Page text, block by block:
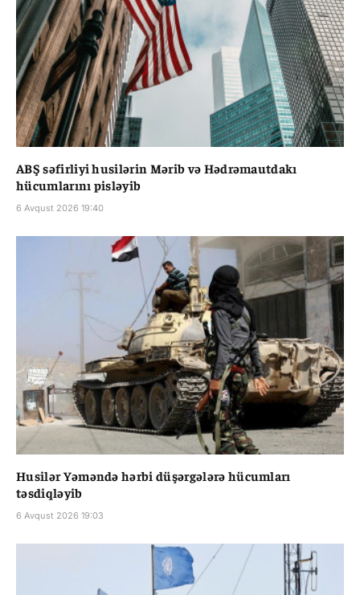
ABŞ səfirliyi husilərin Mərib və Hədrəmautdakı
hücumlarını pisləyib
6 Avqust 2026 19:40
Husilər Yəməndə hərbi düşərgələrə hücumları
təsdiqləyib
6 Avqust 2026 19:03